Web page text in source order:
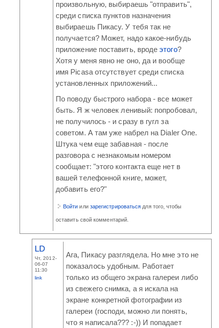
произвольную, выбираешь "отправить",
среди списка пунктов назначения
выбираешь Пикасу. У тебя так не
получается? Может, надо какое-нибудь
приложение поставить, вродеэтого?
Хотя у меня явно не оно, да и вообще
имя Picasa отсутствует среди списка
установленных приложений...
По поводу быстрого набора - все может
быть. Я ж человек ленивый: попробовал,
не получилось - и сразу в гугл за
советом. А там уже набрел на Dialer One.
Штука чем еще забавная - после
разговора с незнакомым номером
сообщает: "этого контакта еще нет в
вашей телефонной книге, может,
добавить его?"
Войти или зарегистрироваться для того, чтобы
оставить свой комментарий.
LD
Чт, 2012-
06-07
11:30
link
Ага, Пикасу разглядела. Но мне это не
показалось удобным. Работает
только из общего экрана галереи либо
из свежего снимка, а я искала на
экране конкретной фотографии из
галереи (господи, можно ли понять,
что я написала??? :-)) И попадает